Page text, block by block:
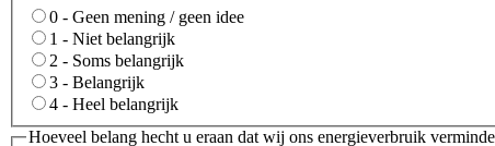
0 - Geen mening / geen idee
1 - Niet belangrijk
2 - Soms belangrijk
3 - Belangrijk
4 - Heel belangrijk
Hoeveel belang hecht u eraan dat wij ons energieverbruik